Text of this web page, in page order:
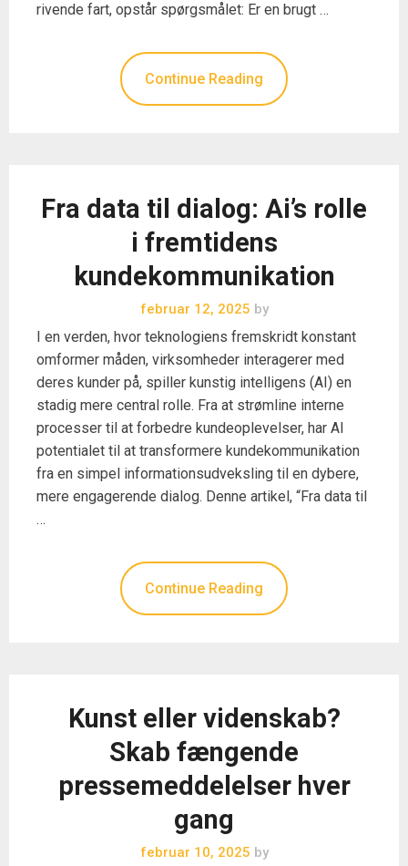
rivende fart, opstår spørgsmålet: Er en brugt …
Continue Reading
Fra data til dialog: Ai’s rolle
i fremtidens
kundekommunikation
februar 12, 2025 by
I en verden, hvor teknologiens fremskridt konstant
omformer måden, virksomheder interagerer med
deres kunder på, spiller kunstig intelligens (AI) en
stadig mere central rolle. Fra at strømline interne
processer til at forbedre kundeoplevelser, har AI
potentialet til at transformere kundekommunikation
fra en simpel informationsudveksling til en dybere,
mere engagerende dialog. Denne artikel, “Fra data til
…
Continue Reading
Kunst eller videnskab?
Skab fængende
pressemeddelelser hver
gang
februar 10, 2025 by